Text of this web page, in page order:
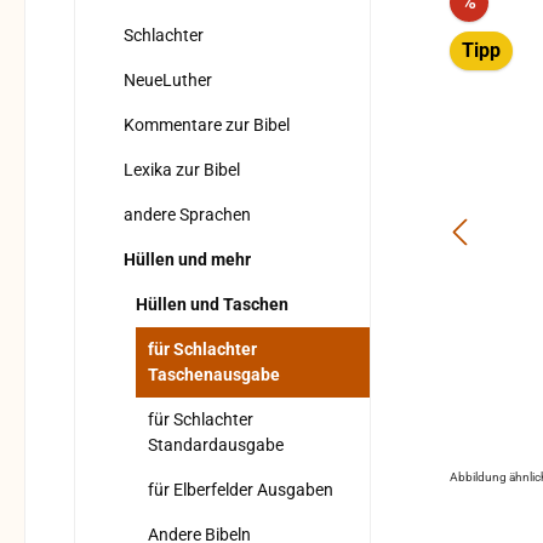
Schlachter
NeueLuther
Kommentare zur Bibel
Lexika zur Bibel
andere Sprachen
Hüllen und mehr
Hüllen und Taschen
für Schlachter
Taschenausgabe
für Schlachter
Standardausgabe
für Elberfelder Ausgaben
Andere Bibeln
Tipp
Abbildung